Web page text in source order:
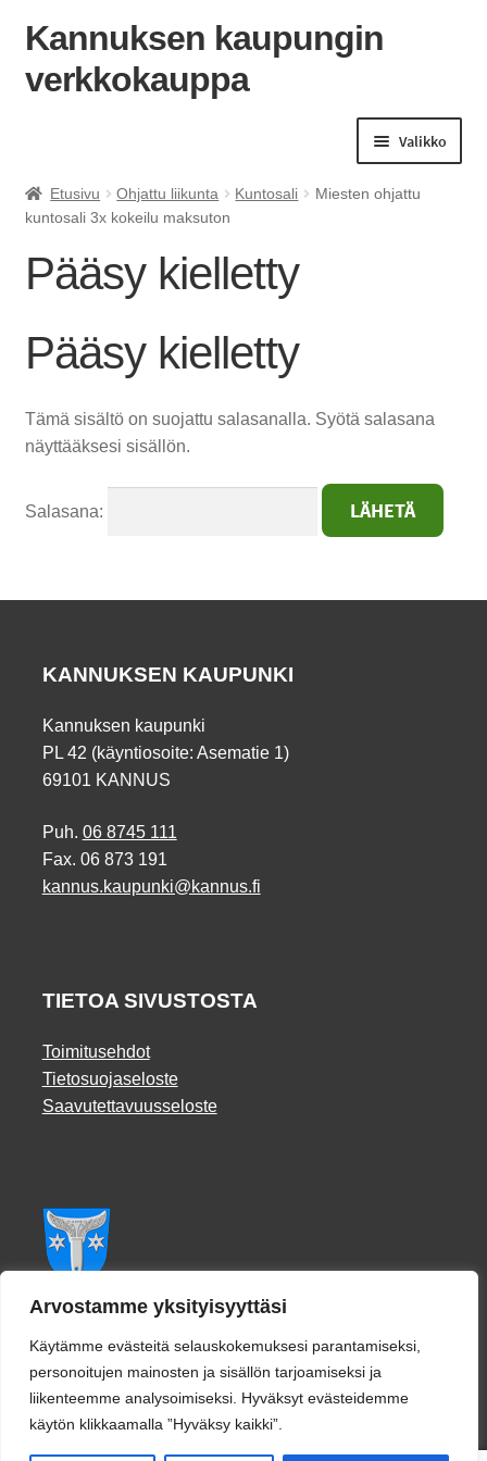
Arvostamme yksityisyyttäsi
Käytämme evästeitä selauskokemuksesi parantamiseksi,
personoitujen mainosten ja sisällön tarjoamiseksi ja
liikenteemme analysoimiseksi. Hyväksyt evästeidemme
käytön klikkaamalla ”Hyväksy kaikki”.
Siirry
Siirry
Kannuksen kaupungin
verkkokauppa
Valikko
Etusivu Ohjattu liikunta Kuntosali
Miesten ohjattu
kuntosali 3x kokeilu maksuton
Pääsy kielletty
Pääsy kielletty
Tämä sisältö on suojattu salasanalla. Syötä salasana
näyttääksesi sisällön.
Salasana:
KANNUKSEN KAUPUNKI
Kannuksen kaupunki
PL 42 (käyntiosoite: Asematie 1)
69101 KANNUS
Puh. 06 8745 111
Fax. 06 873 191
kannus.kaupunki@kannus.fi
TIETOA SIVUSTOSTA
Toimitusehdot
Tietosuojaseloste
Saavutettavuusseloste
Facebook